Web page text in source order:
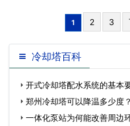
1 2 3
冷却塔百科
开式冷却塔配水系统的基本
郑州冷却塔可以降温多少度
一体化泵站为何能改善周边